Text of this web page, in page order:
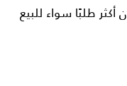
أكثر طلبًا سواء للبيع